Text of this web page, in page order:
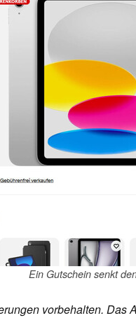
Ein Gutschein senkt
vorbehalten. Das